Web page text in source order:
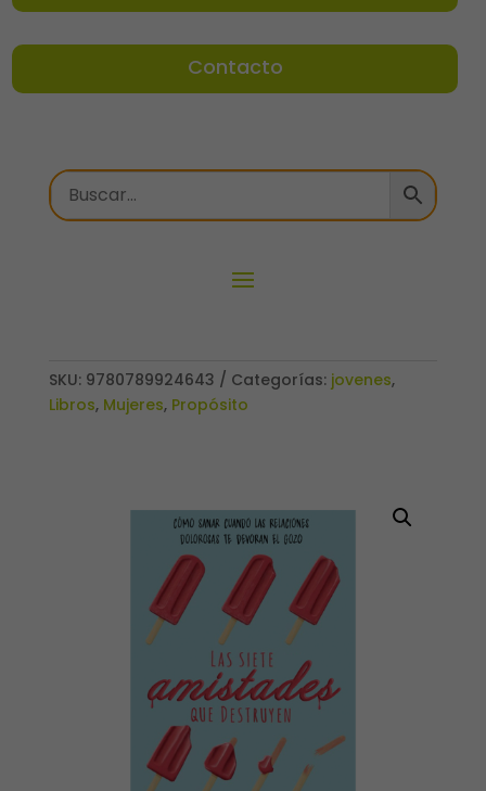
Contacto
SKU: 9780789924643 Categorías: jovenes,
Libros, Mujeres, Propósito